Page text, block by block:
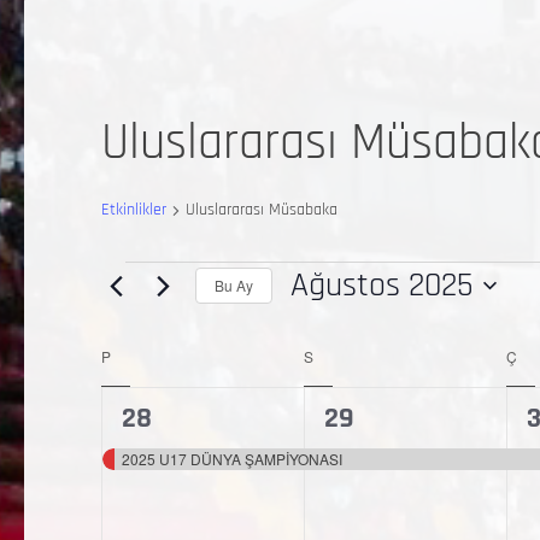
Uluslararası
Etkinlikler Uluslararası Müsabaka
Bu Ay Ağustos 2025
seç.
Etkinlikler
ait
takvim
P S Ç
1
etkinlik,
28
2025 U17 DÜNYA ŞAMPİYONASI
1
etkinlik,
29
1